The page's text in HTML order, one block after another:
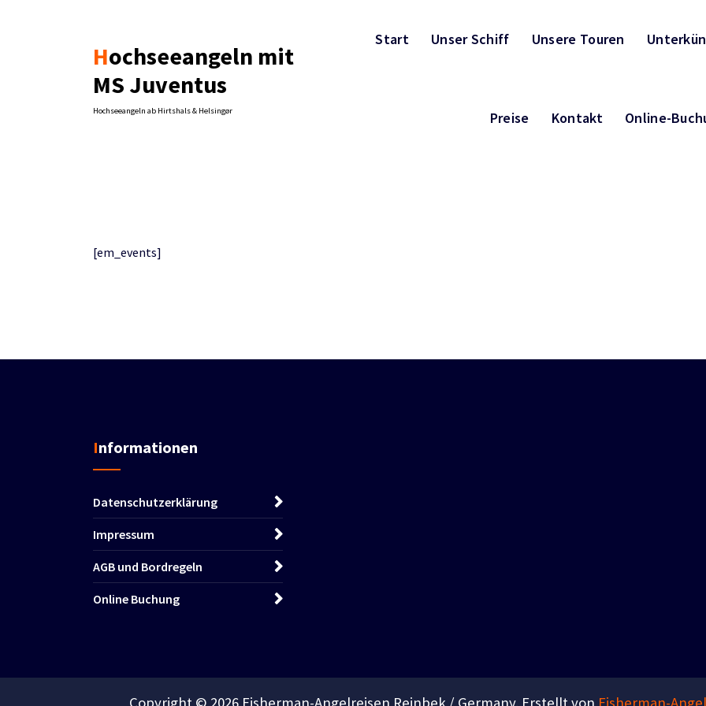
Hochseeangeln mit
MS Juventus
Hochseeangeln ab Hirtshals & Helsingør
Start Unser Schiff Unsere Touren
Preise Kontakt Online-
[em_events]
Informationen
Datenschutzerklärung
Impressum
AGB und Bordregeln
Online Buchung